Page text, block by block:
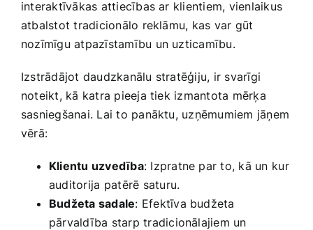
interaktīvākas ‌attiecības ar klientiem, vienlaikus⁤
atbalstot‌ tradicionālo reklāmu, kas var gūt
nozīmīgu atpazīstamību un ​uzticamību.
Izstrādājot daudzkanālu ​stratēģiju, ir svarīgi
noteikt, kā‌ katra pieeja​ tiek izmantota‌ mērķa
sasniegšanai. Lai to panāktu, uzņēmumiem jāņem
vērā:
Klientu uzvedība: Izpratne par to, kā un ⁣kur
auditorija ⁢patērē saturu.
Budžeta sadale: Efektīva‌ budžeta⁢
pārvaldība starp tradicionālajiem un